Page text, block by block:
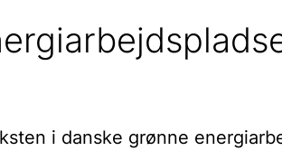
i danske grønne